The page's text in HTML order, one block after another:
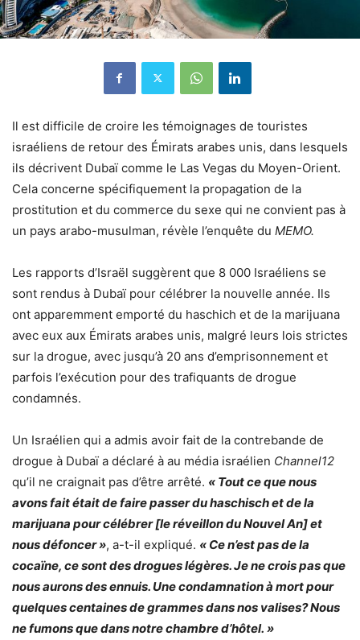
Il est difficile de croire les témoignages de touristes
israéliens de retour des Émirats arabes unis, dans lesquels
ils décrivent Dubaï comme le Las Vegas du Moyen-Orient.
Cela concerne spécifiquement la propagation de la
prostitution et du commerce du sexe qui ne convient pas à
un pays arabo-musulman, révèle l’enquête du MEMO.
Les rapports d’Israël suggèrent que 8 000 Israéliens se
sont rendus à Dubaï pour célébrer la nouvelle année. Ils
ont apparemment emporté du haschich et de la marijuana
avec eux aux Émirats arabes unis, malgré leurs lois strictes
sur la drogue, avec jusqu’à 20 ans d’emprisonnement et
parfois l’exécution pour des trafiquants de drogue
condamnés.
Un Israélien qui a admis avoir fait de la contrebande de
drogue à Dubaï a déclaré à au média israélien Channel12
qu’il ne craignait pas d’être arrêté. « Tout ce que nous
avons fait était de faire passer du haschisch et de la
marijuana pour célébrer [le réveillon du Nouvel An] et
nous défoncer », a-t-il expliqué. « Ce n’est pas de la
cocaïne, ce sont des drogues légères. Je ne crois pas que
nous aurons des ennuis. Une condamnation à mort pour
quelques centaines de grammes dans nos valises? Nous
ne fumons que dans notre chambre d’hôtel. »